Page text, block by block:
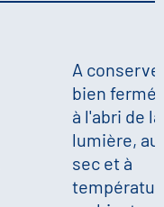
A
bien fermé,
à l'abri de la
lumière, au
sec et à